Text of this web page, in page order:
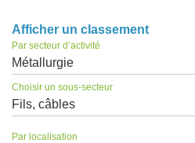
Afficher un classement
Par secteur d’activité
Métallurgie
Choisir un sous-secteur
Fils, câbles
Par localisation